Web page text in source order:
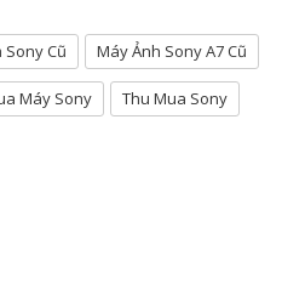
Sony Cũ Máy Ảnh Sony A7 Cũ
Máy Sony Thu Mua Sony